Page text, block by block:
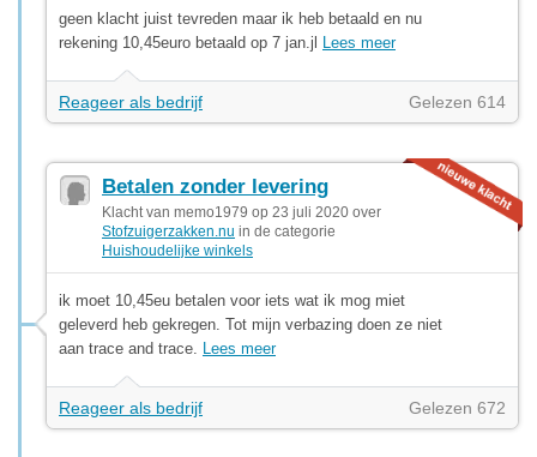
geen klacht juist tevreden maar ik heb betaald en nu
rekening 10,45euro betaald op 7 jan.jl Lees meer
Reageer als bedrijf Gelezen 614
Betalen zonder levering
Klacht van memo1979 op 23 juli 2020 over
Stofzuigerzakken.nu in de categorie
Huishoudelijke winkels
ik moet 10,45eu betalen voor iets wat ik mog miet
geleverd heb gekregen. Tot mijn verbazing doen ze niet
aan trace and trace. Lees meer
Reageer als bedrijf Gelezen 672